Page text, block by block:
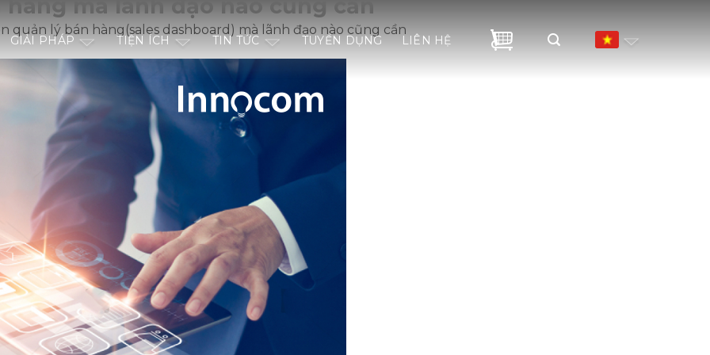
GIẢI PHÁP TIỆN ÍCH TIN TỨC TUYỂN DỤNG LIÊN HỆ
mà lãnh đạo nào cũng cần
quản lý bán hàng(sales dashboard) mà lãnh đạo nào cũng cần